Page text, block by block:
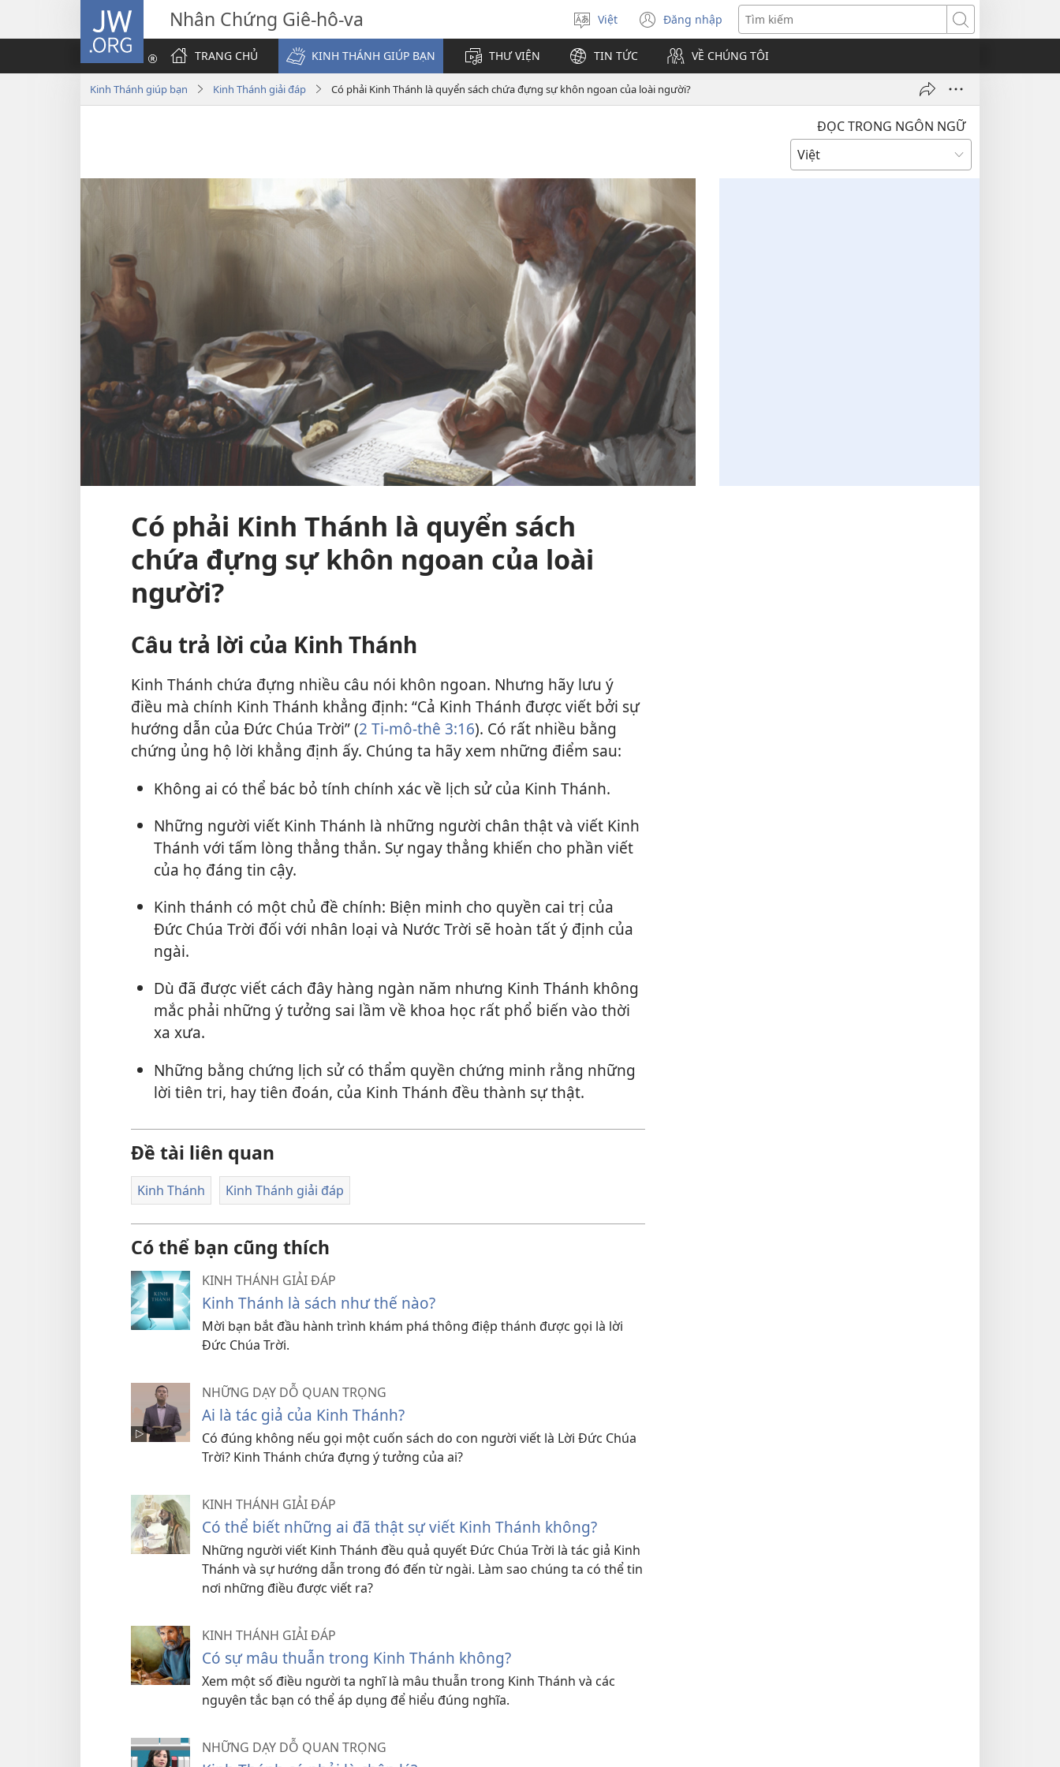
JW.ORG Nhân Chứng Giê-hô-va
Chọn
ngôn
ngữ
Việt Đăng nhập
(mở
cửa
sổ
mới)
Tìm
kiếm
TRANG CHỦ
KINH THÁNH GIÚP BẠN THƯ VIỆN TIN TỨC VỀ CHÚNG TÔI
Kinh Thánh giúp bạn Kinh Thánh giải đáp Có phải Kinh Thánh là quyển sách chứa đựng sự khôn ngoan của loài người?
ĐỌC TRONG NGÔN NGỮ
Có phải Kinh Thánh là quyển sách
chứa đựng sự khôn ngoan của loài
người?
Câu trả lời của Kinh Thánh
Kinh Thánh chứa đựng nhiều câu nói khôn ngoan. Nhưng hãy lưu ý
điều mà chính Kinh Thánh khẳng định: “Cả Kinh Thánh được viết bởi sự
hướng dẫn của Đức Chúa Trời” (2 Ti-mô-thê 3:16). Có rất nhiều bằng
chứng ủng hộ lời khẳng định ấy. Chúng ta hãy xem những điểm sau:
Không ai có thể bác bỏ tính chính xác về lịch sử của Kinh Thánh.
Những người viết Kinh Thánh là những người chân thật và viết Kinh
Thánh với tấm lòng thẳng thắn. Sự ngay thẳng khiến cho phần viết
của họ đáng tin cậy.
Kinh thánh có một chủ đề chính: Biện minh cho quyền cai trị của
Đức Chúa Trời đối với nhân loại và Nước Trời sẽ hoàn tất ý định của
ngài.
Dù đã được viết cách đây hàng ngàn năm nhưng Kinh Thánh không
mắc phải những ý tưởng sai lầm về khoa học rất phổ biến vào thời
xa xưa.
Những bằng chứng lịch sử có thẩm quyền chứng minh rằng những
lời tiên tri, hay tiên đoán, của Kinh Thánh đều thành sự thật.
Đề tài liên quan
Kinh Thánh Kinh Thánh giải đáp
Có thể bạn cũng thích
KINH THÁNH GIẢI ĐÁP
Kinh Thánh là sách như thế nào?
Mời bạn bắt đầu hành trình khám phá thông điệp thánh được gọi là lời
Đức Chúa Trời.
NHỮNG DẠY DỖ QUAN TRỌNG
Ai là tác giả của Kinh Thánh?
Có đúng không nếu gọi một cuốn sách do con người viết là Lời Đức Chúa
Trời? Kinh Thánh chứa đựng ý tưởng của ai?
KINH THÁNH GIẢI ĐÁP
Có thể biết những ai đã thật sự viết Kinh Thánh không?
Những người viết Kinh Thánh đều quả quyết Đức Chúa Trời là tác giả Kinh
Thánh và sự hướng dẫn trong đó đến từ ngài. Làm sao chúng ta có thể tin
nơi những điều được viết ra?
KINH THÁNH GIẢI ĐÁP
Có sự mâu thuẫn trong Kinh Thánh không?
Xem một số điều người ta nghĩ là mâu thuẫn trong Kinh Thánh và các
nguyên tắc bạn có thể áp dụng để hiểu đúng nghĩa.
NHỮNG DẠY DỖ QUAN TRỌNG